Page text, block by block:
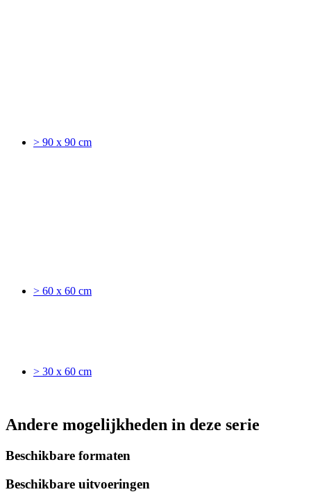
> 90 x 90 cm
> 60 x 60 cm
> 30 x 60 cm
Andere mogelijkheden in deze serie
Beschikbare formaten
Beschikbare uitvoeringen